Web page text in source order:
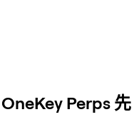
Perps 先